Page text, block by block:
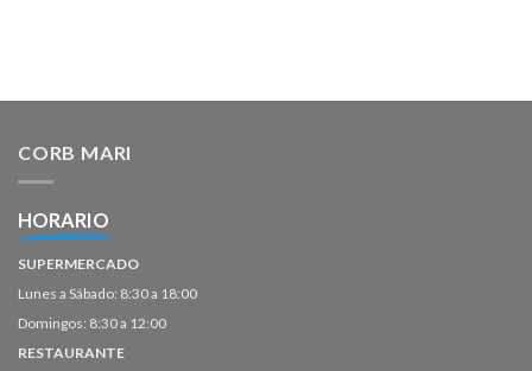
CORB MARI
HORARIO
SUPERMERCADO
Lunes a Sábado: 8:30 a 18:00
Domingos: 8:30 a 12:00
RESTAURANTE